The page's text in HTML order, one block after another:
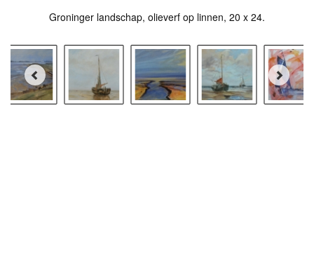
Groninger landschap, olieverf op linnen, 20 x 24.